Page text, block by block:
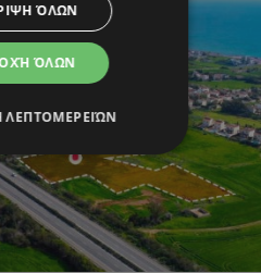
ΌΛΩΝ
ΌΛΩΝ
ΛΕΠΤΟΜΕΡΕΙΏΝ